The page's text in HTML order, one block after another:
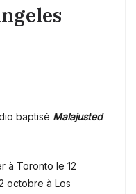
baptisé Malajusted
à Toronto le 12
octobre à Los